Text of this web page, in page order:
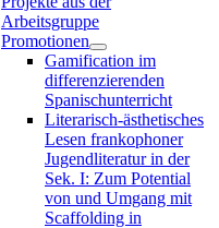
Arbeitsgruppe
Promotionen
Gamification im
differenzierenden
Spanischunterricht
Literarisch-ästhetisches
Lesen frankophoner
Jugendliteratur in der
Sek. I: Zum Potential
von und Umgang mit
Scaffolding in